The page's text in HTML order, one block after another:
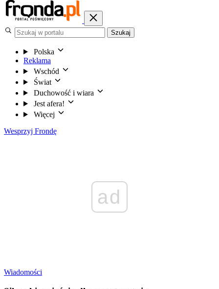
Szukaj
Polska
Reklama
Wschód
Świat
Duchowość i wiara
Jest afera!
Więcej
Wesprzyj Frondę
ad
Wiadomości